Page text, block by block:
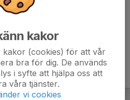
kakor
kakor (cookies) för att vår
bra för dig. De används
i syfte att hjälpa oss att
våra tjänster.
vi cookies